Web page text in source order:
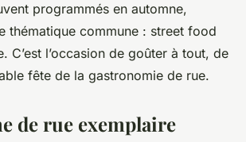
programmés en automne,
thématique commune : street food
l’occasion de goûter à tout, de
fête de la gastronomie de rue.
de rue exemplaire